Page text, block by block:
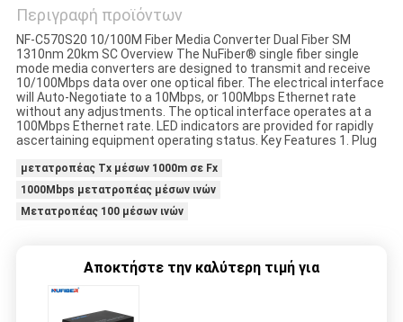
Περιγραφή προϊόντων
NF-C570S20 10/100M Fiber Media Converter Dual Fiber SM
1310nm 20km SC Overview The NuFiber® single fiber single
mode media converters are designed to transmit and receive
10/100Mbps data over one optical fiber. The electrical interface
will Auto-Negotiate to a 10Mbps, or 100Mbps Ethernet rate
without any adjustments. The optical interface operates at a
100Mbps Ethernet rate. LED indicators are provided for rapidly
ascertaining equipment operating status. Key Features 1. Plug
μετατροπέας Tx μέσων 1000m σε Fx
1000Mbps μετατροπέας μέσων ινών
Μετατροπέας 100 μέσων ινών
Αποκτήστε την καλύτερη τιμή για